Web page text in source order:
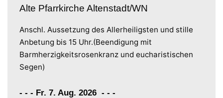
Alte Pfarrkirche Altenstadt/WN
Anschl. Aussetzung des Allerheiligsten und stille
Anbetung bis 15 Uhr.(Beendigung mit
Barmherzigkeitsrosenkranz und eucharistischen
Segen)
- - - Fr. 7. Aug. 2026 - - -